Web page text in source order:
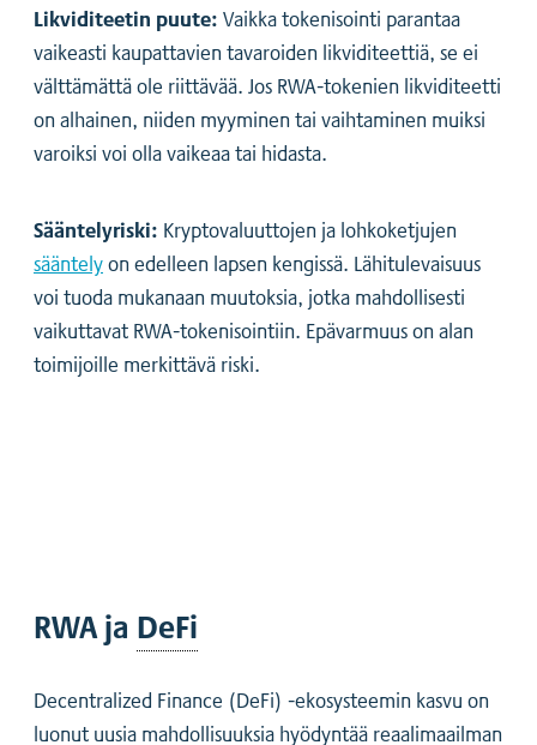
Likviditeetin puute:Vaikka tokenisointi parantaa
vaikeasti kaupattavien tavaroiden likviditeettiä, se ei
välttämättä ole riittävää. Jos RWA-tokenien likviditeetti
on alhainen, niiden myyminen tai vaihtaminen muiksi
varoiksi voi olla vaikeaa tai hidasta.
Sääntelyriski: Kryptovaluuttojen ja lohkoketjujen
sääntelyon edelleen lapsen kengissä. Lähitulevaisuus
voi tuoda mukanaan muutoksia, jotka mahdollisesti
vaikuttavat RWA-tokenisointiin. Epävarmuus on alan
toimijoille merkittävä riski.
RWA ja DeFi
Decentralized Finance (DeFi) -ekosysteemin kasvu on
luonut uusia mahdollisuuksia hyödyntää reaalimaailman